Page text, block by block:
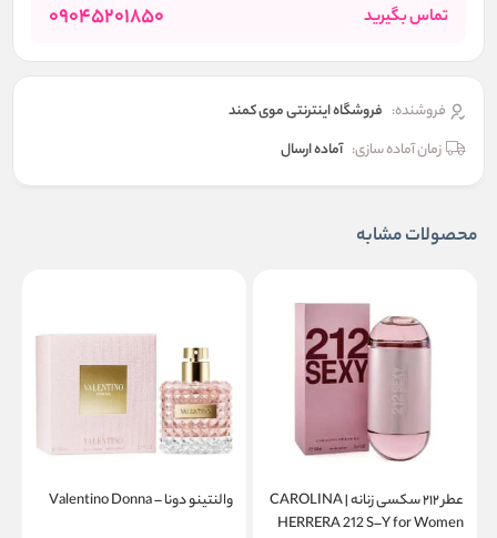
تماس بگیرید 09045201850
فروشنده: فروشگاه اینترنتی موی کمند
زمان آماده سازی: آماده ارسال
محصولات مشابه
عطر ۲۱۲ سکسی زنانه | CAROLINA
HERRERA 212 S–Y for Women
والنتینو دونا – Valentino Donna